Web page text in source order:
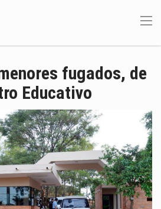
fugados, de
Educativo